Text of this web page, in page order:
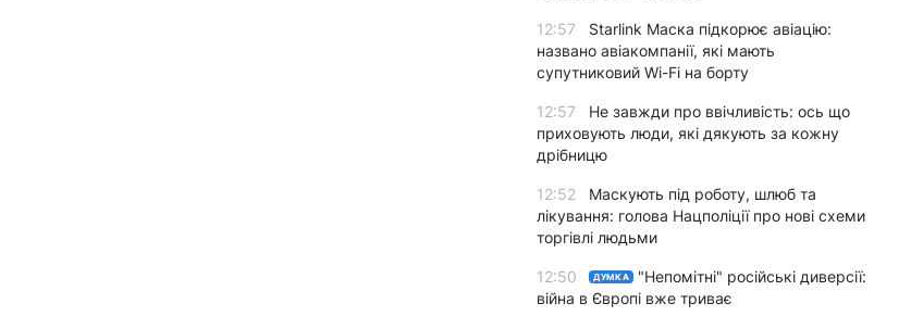
12:57
Starlink Маска підкорює авіацію:
названо авіакомпанії, які мають
супутниковий Wi-Fi на борту
12:57
Не завжди про ввічливість: ось що
приховують люди, які дякують за кожну
дрібницю
12:52
Маскують під роботу, шлюб та
лікування: голова Нацполіції про нові схеми
торгівлі людьми
12:50 ДУМКА
"Непомітні" російські диверсії:
війна в Європі вже триває